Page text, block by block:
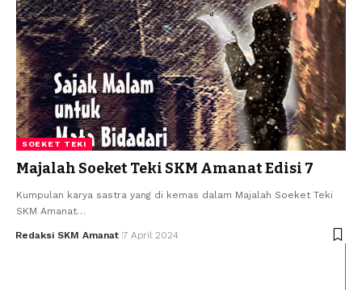
SOEKET TEKI
Majalah Soeket Teki SKM Amanat Edisi 7
Kumpulan karya sastra yang di kemas dalam Majalah Soeket Teki
SKM Amanat…
Redaksi SKM Amanat 7 April 2024